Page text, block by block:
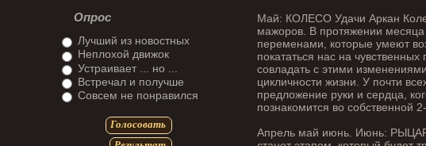
Опрос
Лучший из новостных
Неплохой движок
Устраивает ... но ...
Встречал и получше
Совсем не понравился
Голосовать
Май: КОЛЕСО Удачи Аркан
мажоров. В протяжении месяца
переменами, которые умеют
покататься нас на
совладать с этими
цикличности жизни. У почти
предложение руки и сердца,
познакомится во собственной
Апрель май июнь. Июнь: